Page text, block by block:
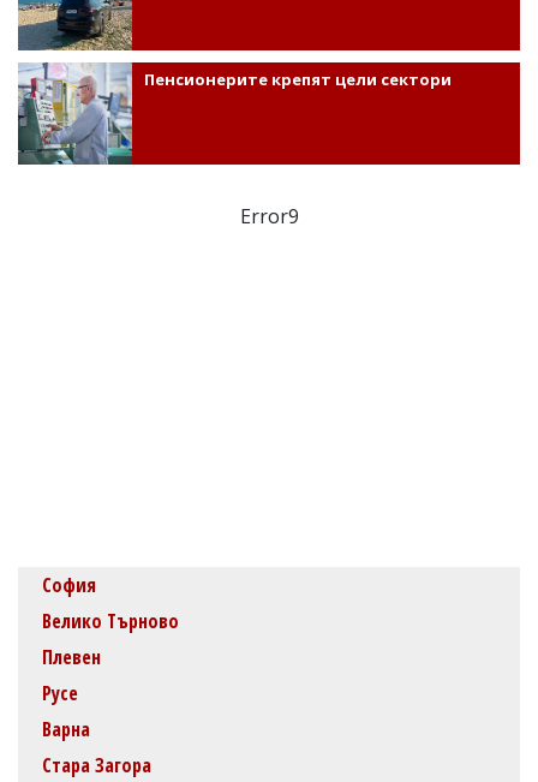
Пенсионерите крепят цели сектори
Error9
София
Велико Търново
Плевен
Русе
Варна
Стара Загора